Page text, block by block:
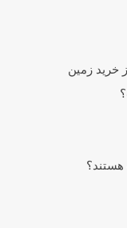
خرید زمین